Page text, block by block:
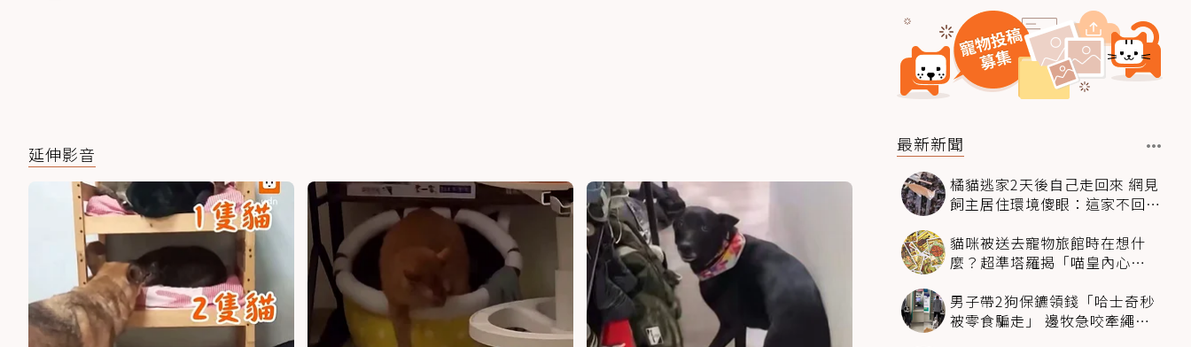
延伸影音 最新新聞
橘貓逃家2天後自己走回來 網見
飼主居住環境傻眼：這家不回也
貓咪被送去寵物旅館時在想什
麼？超準塔羅揭「喵皇內心
男子帶2狗保鑣領錢「哈士奇秒
被零食騙走」 邊牧急咬牽繩拽